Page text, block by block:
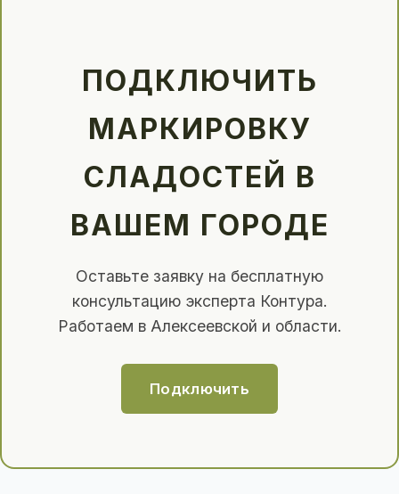
ПОДКЛЮЧИТЬ
МАРКИРОВКУ
СЛАДОСТЕЙ В
ВАШЕМ ГОРОДЕ
Оставьте заявку на бесплатную
консультацию эксперта Контура.
Работаем в Алексеевской и области.
Подключить